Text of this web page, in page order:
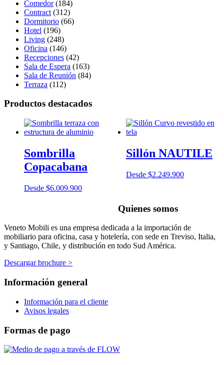
Comedor(184)
Contract (312)
Dormitorio (66)
Hotel (196)
Living (248)
Oficina (146)
Recepciones (42)
Sala de Espera (163)
Sala de Reunión (84)
Terraza (112)
Productos destacados
Sombrilla
Copacabana
Desde $6.009.900
Sillón NAUTILE
Desde $2.249.900
Quienes somos
Veneto Mobili es una empresa dedicada a la importación de
mobiliario para oficina, casa y hotelería, con sede en Treviso, Italia,
y Santiago, Chile, y distribución en todo Sud América.
Descargar brochure >
Información general
Información para el cliente
Avisos legales
Formas de pago